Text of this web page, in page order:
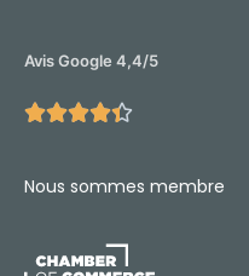
Avis Google 4,4/5

Nous sommes membre